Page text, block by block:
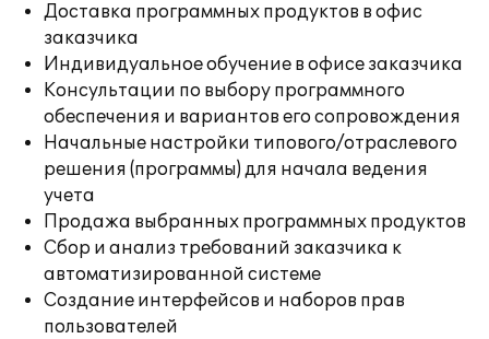
Доставка программных продуктов в офис
заказчика
Индивидуальное обучение в офисе заказчика
Консультации по выбору программного
обеспечения и вариантов его сопровождения
Начальные настройки типового/отраслевого
решения (программы) для начала ведения
учета
Продажа выбранных программных продуктов
Сбор и анализ требований заказчика к
автоматизированной системе
Создание интерфейсов и наборов прав
пользователей